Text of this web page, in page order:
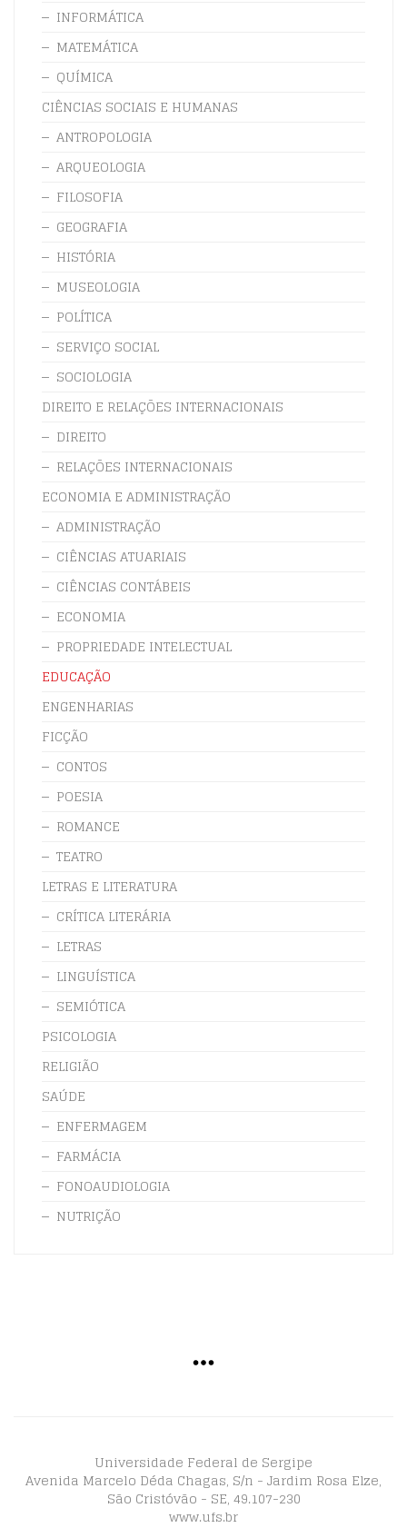
INFORMÁTICA
MATEMÁTICA
QUÍMICA
CIÊNCIAS SOCIAIS E HUMANAS
ANTROPOLOGIA
ARQUEOLOGIA
FILOSOFIA
GEOGRAFIA
HISTÓRIA
MUSEOLOGIA
POLÍTICA
SERVIÇO SOCIAL
SOCIOLOGIA
DIREITO E RELAÇÕES INTERNACIONAIS
DIREITO
RELAÇÕES INTERNACIONAIS
ECONOMIA E ADMINISTRAÇÃO
ADMINISTRAÇÃO
CIÊNCIAS ATUARIAIS
CIÊNCIAS CONTÁBEIS
ECONOMIA
PROPRIEDADE INTELECTUAL
EDUCAÇÃO
ENGENHARIAS
FICÇÃO
CONTOS
POESIA
ROMANCE
TEATRO
LETRAS E LITERATURA
CRÍTICA LITERÁRIA
LETRAS
LINGUÍSTICA
SEMIÓTICA
PSICOLOGIA
RELIGIÃO
SAÚDE
ENFERMAGEM
FARMÁCIA
FONOAUDIOLOGIA
NUTRIÇÃO
Universidade Federal de Sergipe
Avenida Marcelo Déda Chagas, S/n - Jardim Rosa Elze,
São Cristóvão - SE, 49.107-230
www.ufs.br